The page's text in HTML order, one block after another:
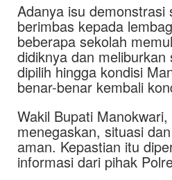
Adanya isu demonstrasi
berimbas kepada
beberapa sekolah
didiknya dan
dipilih hingga kondisi
benar-benar kembali
Wakil Bupati
menegaskan, situasi
aman. Kepastian itu
informasi dari pihak